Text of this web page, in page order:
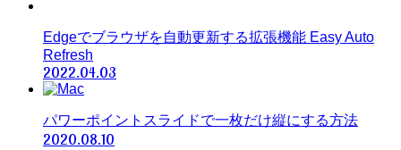
Edgeでブラウザを自動更新する拡張機能 Easy Auto
Refresh
2022.04.03
パワーポイントスライドで一枚だけ縦にする方法
2020.08.10